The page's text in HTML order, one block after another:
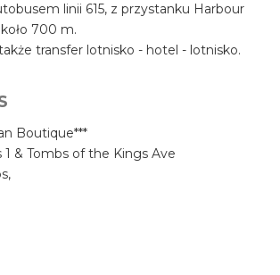
linii 615, z przystanku Harbour
700 m.
transfer lotnisko - hotel - lotnisko.
Boutique***
& Tombs of the Kings Ave